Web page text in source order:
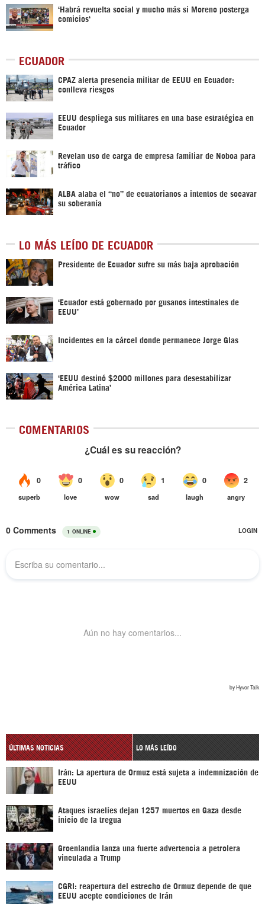
‘Habrá revuelta social y mucho más si Moreno posterga
comicios‘
ECUADOR
CPAZ alerta presencia militar de EEUU en Ecuador:
conlleva riesgos
EEUU despliega sus militares en una base estratégica en
Ecuador
Revelan uso de carga de empresa familiar de Noboa para
tráfico
ALBA alaba el “no” de ecuatorianos a intentos de socavar
su soberanía
LO MÁS LEÍDO DE ECUADOR
Presidente de Ecuador sufre su más baja aprobación
‘Ecuador está gobernado por gusanos intestinales de
EEUU’
Incidentes en la cárcel donde permanece Jorge Glas
‘EEUU destinó $2000 millones para desestabilizar
América Latina’
COMENTARIOS
ÚLTIMAS NOTICIAS LO MÁS LEÍDO
Irán: La apertura de Ormuz está sujeta a indemnización de
EEUU
Ataques israelíes dejan 1257 muertos en Gaza desde
inicio de la tregua
Groenlandia lanza una fuerte advertencia a petrolera
vinculada a Trump
CGRI: reapertura del estrecho de Ormuz depende de que
EEUU acepte condiciones de Irán